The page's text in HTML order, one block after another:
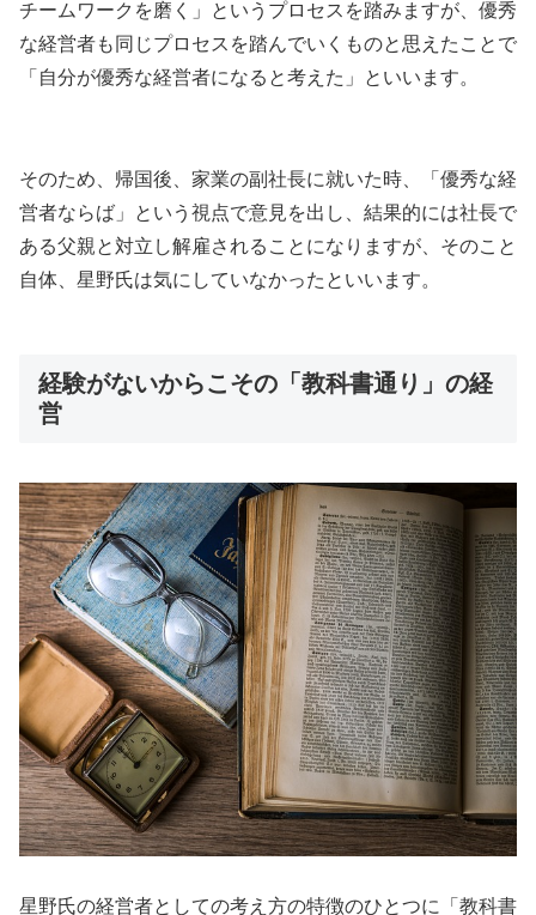
チームワークを磨く」というプロセスを踏みますが、優秀
な経営者も同じプロセスを踏んでいくものと思えたことで
「自分が優秀な経営者になると考えた」といいます。
そのため、帰国後、家業の副社長に就いた時、「優秀な経
営者ならば」という視点で意見を出し、結果的には社長で
ある父親と対立し解雇されることになりますが、そのこと
自体、星野氏は気にしていなかったといいます。
経験がないからこその「教科書通り」の経
営
星野氏の経営者としての考え方の特徴のひとつに「教科書